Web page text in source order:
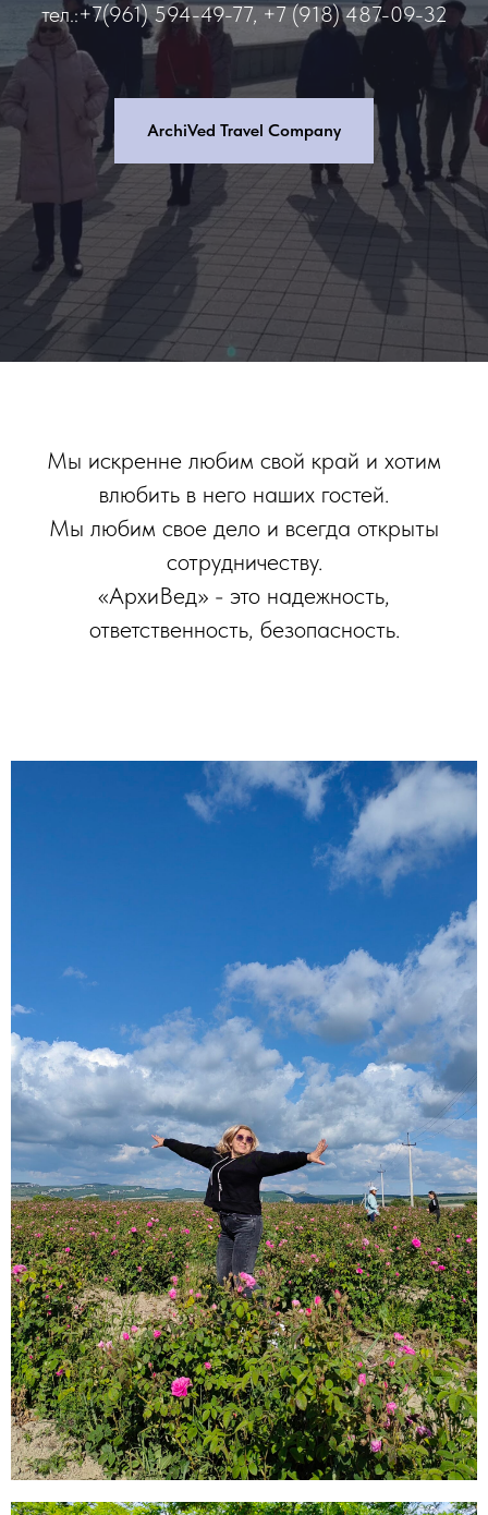
тел.:+7(961) 594-49-77, +7 (918) 487-09-32
ArchiVed Travel Company
Мы искренне любим свой край и хотим
влюбить в него наших гостей.
Мы любим свое дело и всегда открыты
сотрудничеству.
«АрхиВед» - это надежность,
ответственность, безопасность.